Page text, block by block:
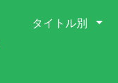
タイトル別